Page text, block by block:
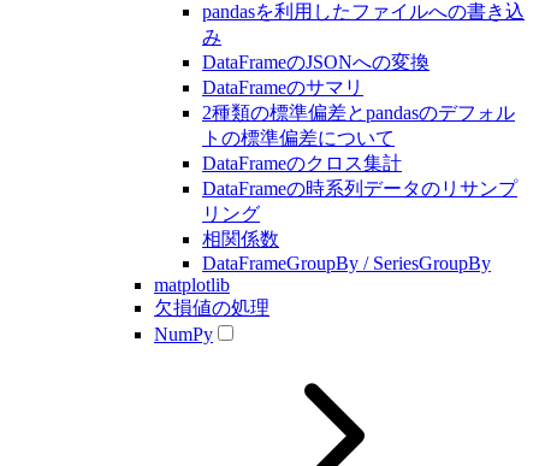
pandasを利用したファイルへの書き込
み
DataFrameのJSONへの変換
DataFrameのサマリ
2種類の標準偏差とpandasのデフォル
トの標準偏差について
DataFrameのクロス集計
DataFrameの時系列データのリサンプ
リング
相関係数
DataFrameGroupBy / SeriesGroupBy
matplotlib
欠損値の処理
NumPy